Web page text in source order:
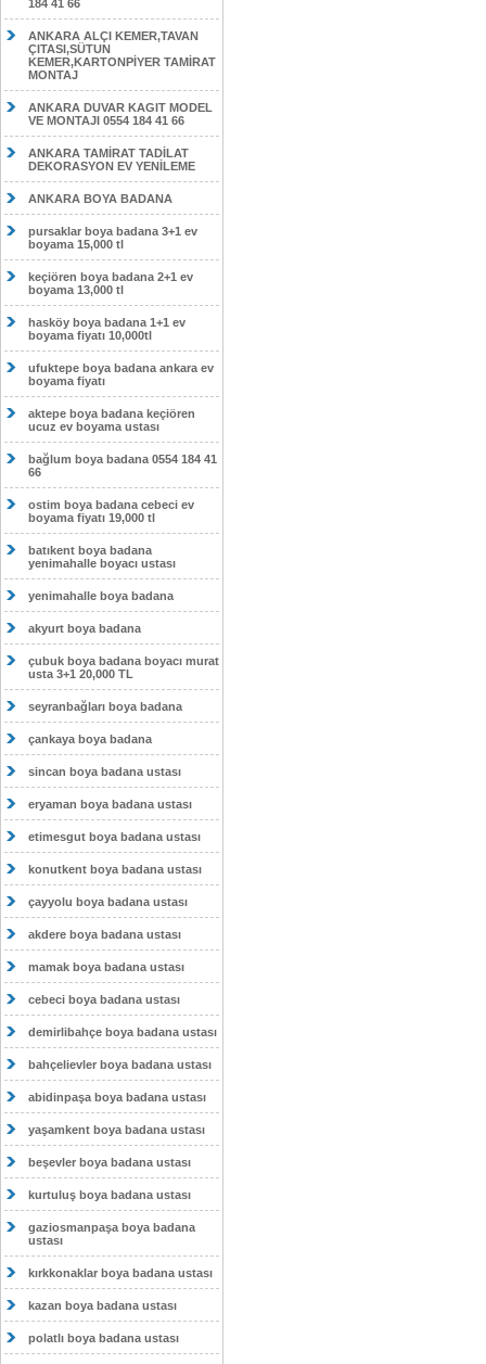
184 41 66
ANKARA ALÇI KEMER,TAVAN
ÇITASI,SÜTUN
KEMER,KARTONPİYER TAMİRAT
MONTAJ
ANKARA DUVAR KAGIT MODEL
VE MONTAJI 0554 184 41 66
ANKARA TAMİRAT TADİLAT
DEKORASYON EV YENİLEME
ANKARA BOYA BADANA
pursaklar boya badana 3+1 ev
boyama 15,000 tl
keçiören boya badana 2+1 ev
boyama 13,000 tl
hasköy boya badana 1+1 ev
boyama fiyatı 10,000tl
ufuktepe boya badana ankara ev
boyama fiyatı
aktepe boya badana keçiören
ucuz ev boyama ustası
bağlum boya badana 0554 184 41
66
ostim boya badana cebeci ev
boyama fiyatı 19,000 tl
batıkent boya badana
yenimahalle boyacı ustası
yenimahalle boya badana
akyurt boya badana
çubuk boya badana boyacı murat
usta 3+1 20,000 TL
seyranbağları boya badana
çankaya boya badana
sincan boya badana ustası
eryaman boya badana ustası
etimesgut boya badana ustası
konutkent boya badana ustası
çayyolu boya badana ustası
akdere boya badana ustası
mamak boya badana ustası
cebeci boya badana ustası
demirlibahçe boya badana ustası
bahçelievler boya badana ustası
abidinpaşa boya badana ustası
yaşamkent boya badana ustası
beşevler boya badana ustası
kurtuluş boya badana ustası
gaziosmanpaşa boya badana
ustası
kırkkonaklar boya badana ustası
kazan boya badana ustası
polatlı boya badana ustası